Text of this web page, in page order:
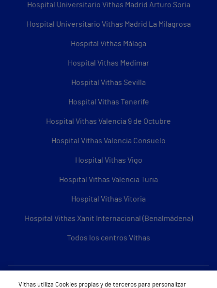
Hospital Universitario Vithas Madrid Arturo Soria
Hospital Universitario Vithas Madrid La Milagrosa
Hospital Vithas Málaga
Hospital Vithas Medimar
Hospital Vithas Sevilla
Hospital Vithas Tenerife
Hospital Vithas Valencia 9 de Octubre
Hospital Vithas Valencia Consuelo
Hospital Vithas Vigo
Hospital Vithas Valencia Turia
Hospital Vithas Vitoria
Hospital Vithas Xanit Internacional (Benalmádena)
Todos los centros Vithas
Sobre Vithas
Vithas utiliza Cookies propias y de terceros para personalizar